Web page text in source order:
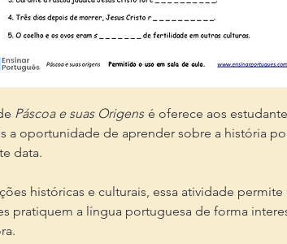
Páscoa e suas Origens é oferece aos
a oportunidade de aprender sobre a história
data.
históricas e culturais, essa atividade permite
pratiquem a língua portuguesa de forma